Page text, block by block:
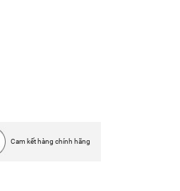
Cam kết hàng chính hãng